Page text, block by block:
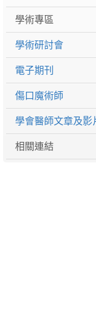
學術專區
學術研討會
電子期刊
傷口魔術師
學會醫師文章及影
相關連結